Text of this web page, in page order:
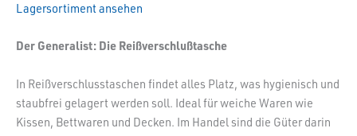
Lagersortiment ansehen
Der Generalist: Die Reißverschlußtasche
In Reißverschlusstaschen findet alles Platz, was hygienisch und
staubfrei gelagert werden soll. Ideal für weiche Waren wie
Kissen, Bettwaren und Decken. Im Handel sind die Güter darin